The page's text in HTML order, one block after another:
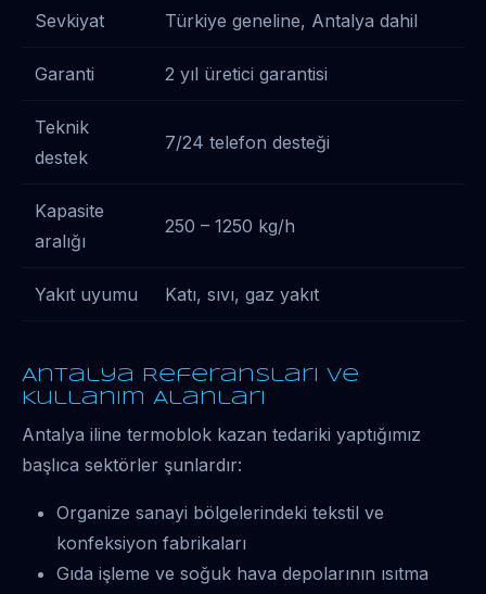
Sevkiyat Türkiye geneline, Antalya dahil
Garanti 2 yıl üretici garantisi
Teknik
destek
7/24 telefon desteği
Kapasite
aralığı
250 – 1250 kg/h
Yakıt uyumu Katı, sıvı, gaz yakıt
Antalya Referansları ve
Kullanım Alanları
Antalya iline termoblok kazan tedariki yaptığımız
başlıca sektörler şunlardır:
Organize sanayi bölgelerindeki tekstil ve
konfeksiyon fabrikaları
Gıda işleme ve soğuk hava depolarının ısıtma